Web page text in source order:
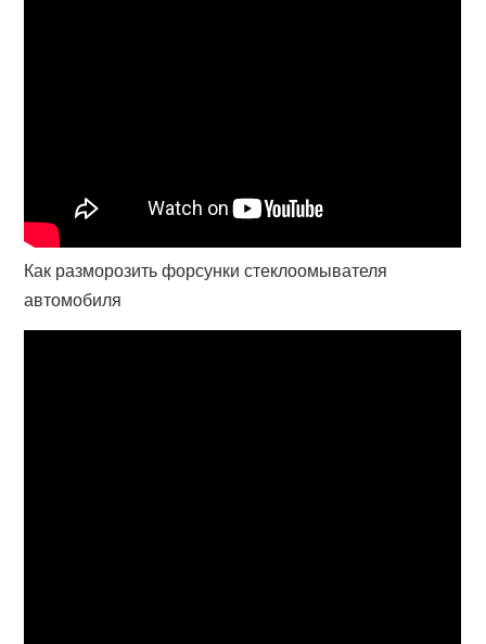
Как разморозить форсунки стеклоомывателя
автомобиля